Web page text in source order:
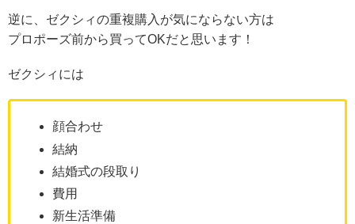
逆に、ゼクシィの重複購入が気にならない方は
プロポーズ前から買ってOKだと思います！
ゼクシィには
顔合わせ
結納
結婚式の段取り
費用
新生活準備